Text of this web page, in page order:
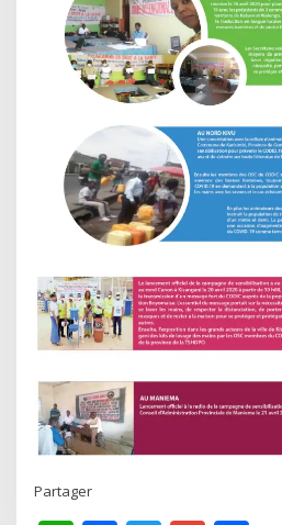
Partager